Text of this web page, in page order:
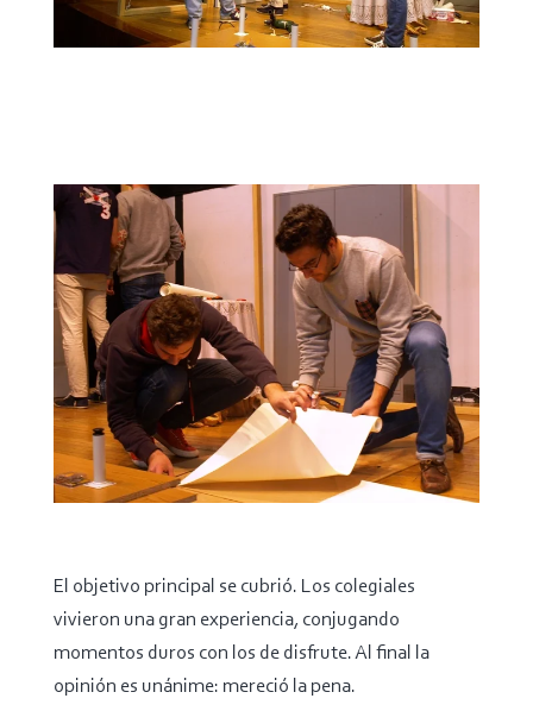
El objetivo principal se cubrió. Los colegiales
vivieron una gran experiencia, conjugando
momentos duros con los de disfrute. Al final la
opinión es unánime: mereció la pena.